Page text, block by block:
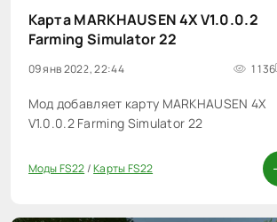
Карта MARKHAUSEN 4X V1.0.0.2
Farming Simulator 22
09 янв 2022, 22:44 1 136
Мод добавляет карту MARKHAUSEN 4X
V1.0.0.2 Farming Simulator 22
Моды FS22/Карты FS22